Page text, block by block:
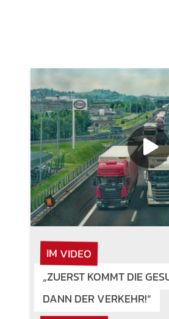
IM VIDEO
„ZUERST KOMMT DIE
DANN DER VERKEHR!“